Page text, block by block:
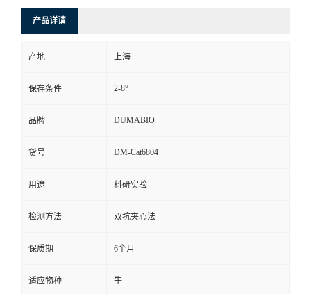
方
言
产品详请
产地 上海
保存条件 2-8°
品牌 DUMABIO
货号 DM-Cat6804
用途 科研实验
检测方法 双抗夹心法
保质期 6个月
适应物种 牛